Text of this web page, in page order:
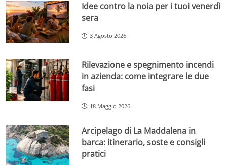
Idee contro la noia per i tuoi venerdì
sera
3 Agosto 2026
Rilevazione e spegnimento incendi
in azienda: come integrare le due
fasi
18 Maggio 2026
Arcipelago di La Maddalena in
barca: itinerario, soste e consigli
pratici